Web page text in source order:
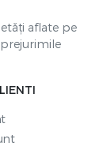
aflate pe